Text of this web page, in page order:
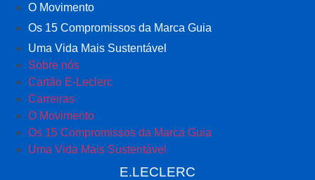
O Movimento
Os 15 Compromissos da Marca Guia
Uma Vida Mais Sustentável
Sobre nós
Cartão E-Leclerc
Carreiras
O Movimento
Os 15 Compromissos da Marca Guia
Uma Vida Mais Sustentável
E.LECLERC